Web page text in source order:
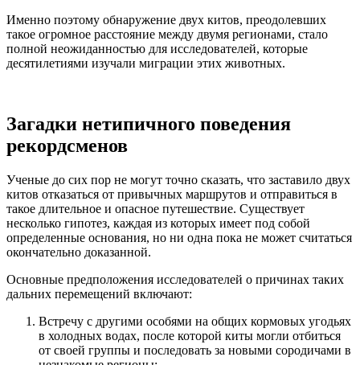
Именно поэтому обнаружение двух китов, преодолевших
такое огромное расстояние между двумя регионами, стало
полной неожиданностью для исследователей, которые
десятилетиями изучали миграции этих животных.
Загадки нетипичного поведения
рекордсменов
Ученые до сих пор не могут точно сказать, что заставило двух
китов отказаться от привычных маршрутов и отправиться в
такое длительное и опасное путешествие. Существует
несколько гипотез, каждая из которых имеет под собой
определенные основания, но ни одна пока не может считаться
окончательно доказанной.
Основные предположения исследователей о причинах таких
дальних перемещений включают:
Встречу с другими особями на общих кормовых угодьях
в холодных водах, после которой киты могли отбиться
от своей группы и последовать за новыми сородичами в